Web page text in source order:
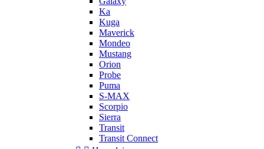
Ka
Kuga
Maverick
Mondeo
Mustang
Orion
Probe
Puma
S-MAX
Scorpio
Sierra
Transit
Transit Connect